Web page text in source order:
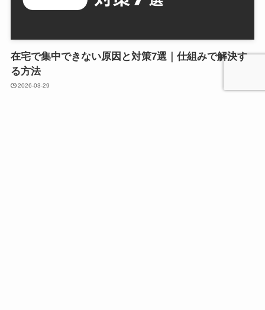
在宅で集中できない原因と対策7選｜仕組みで解決す
る方法
2026-03-29